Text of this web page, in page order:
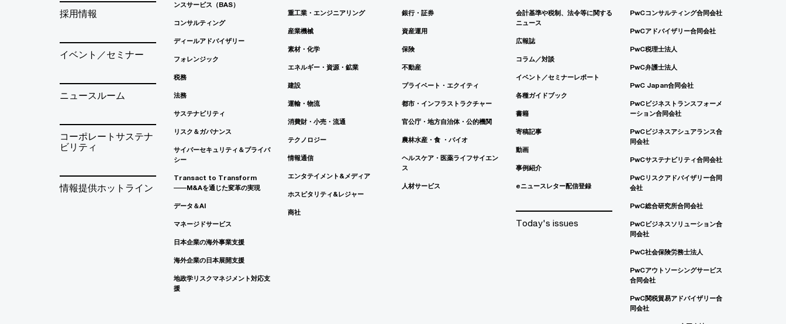
採用情報
イベント／セミナー
ニュースルーム
コーポレートサステナ
ビリティ
情報提供ホットライン
ンスサービス（BAS）
コンサルティング
ディールアドバイザリー
フォレンジック
税務
法務
サステナビリティ
リスク＆ガバナンス
サイバーセキュリティ＆プライバ
シー
Transact to Transform
――M&Aを通じた変革の実現
データ＆AI
マネージドサービス
日本企業の海外事業支援
海外企業の日本展開支援
地政学リスクマネジメント対応支
援
重工業・エンジニアリング
産業機械
素材・化学
エネルギー・資源・鉱業
建設
運輸・物流
消費財・小売・流通
テクノロジー
情報通信
エンタテイメント&メディア
ホスピタリティ&レジャー
商社
銀行・証券
資産運用
保険
不動産
プライベート・エクイティ
都市・インフラストラクチャー
官公庁・地方自治体・公的機関
農林水産・食 ・バイオ
ヘルスケア・医薬ライフサイエン
ス
人材サービス
会計基準や税制、法令等に関する
ニュース
広報誌
コラム／対談
イベント／セミナーレポート
各種ガイドブック
書籍
寄稿記事
動画
事例紹介
eニュースレター配信登録
Today's issues
PwCコンサルティング合同会社
PwCアドバイザリー合同会社
PwC税理士法人
PwC弁護士法人
PwC Japan合同会社
PwCビジネストランスフォーメ
ーション合同会社
PwCビジネスアシュアランス合
同会社
PwCサステナビリティ合同会社
PwCリスクアドバイザリー合同
会社
PwC総合研究所合同会社
PwCビジネスソリューション合
同会社
PwC社会保険労務士法人
PwCアウトソーシングサービス
合同会社
PwC関税貿易アドバイザリー合
同会社